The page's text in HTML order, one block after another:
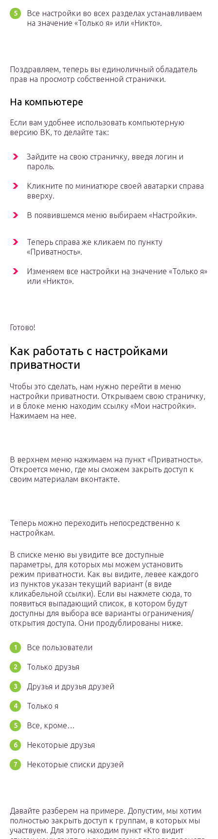
Все настройки во всех разделах устанавливаем
на значение «Только я» или «Никто».
Поздравляем, теперь вы единоличный обладатель
прав на просмотр собственной странички.
На компьютере
Если вам удобнее использовать компьютерную
версию ВК, то делайте так:
Зайдите на свою страничку, введя логин и
пароль.
Кликните по миниатюре своей аватарки справа
вверху.
В появившемся меню выбираем «Настройки».
Теперь справа же кликаем по пункту
«Приватность».
Изменяем все настройки на значение «Только я»
или «Никто».
Готово!
Как работать с настройками
приватности
Чтобы это сделать, нам нужно перейти в меню
настройки приватности. Открываем свою страничку,
и в блоке меню находим ссылку «Мои настройки».
Нажимаем на нее.
В верхнем меню нажимаем на пункт «Приватность».
Откроется меню, где мы сможем закрыть доступ к
своим материалам вконтакте.
Теперь можно переходить непосредственно к
настройкам.
В списке меню вы увидите все доступные
параметры, для которых мы можем установить
режим приватности. Как вы видите, левее каждого
из пунктов указан текущий вариант (в виде
кликабельной ссылки). Если вы нажмете сюда, то
появиться выпадающий список, в котором будут
доступны для выбора все варианты ограничения/
открытия доступа. Они продублированы ниже.
Все пользователи
Только друзья
Друзья и друзья друзей
Только я
Все, кроме…
Некоторые друзья
Некоторые списки друзей
Давайте разберем на примере. Допустим, мы хотим
полностью закрыть доступ к группам, в которых мы
участвуем. Для этого находим пункт «Кто видит